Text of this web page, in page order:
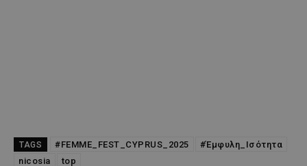
TAGS #FEMME_FEST_CYPRUS_2025
#Έμφυλη_Ισότητα
nicosia
top